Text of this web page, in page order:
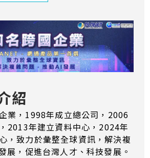
紹
業，1998年成立總公司，2006
2013年建立資料中心，2024年
，致力於彙整全球資訊，解決複
展，促進台灣人才、科技發展。